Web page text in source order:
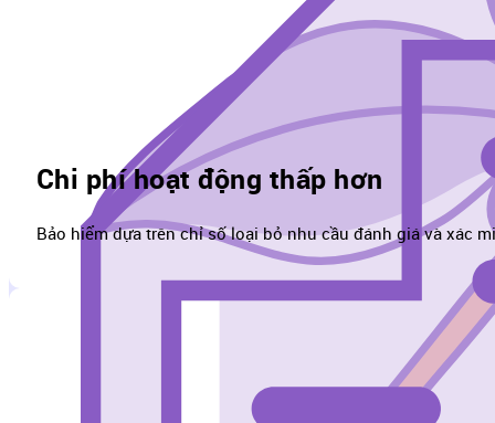
Chi phí hoạt động thấp hơn
Bảo hiểm dựa trên chỉ số loại bỏ nhu cầu đánh giá và xác